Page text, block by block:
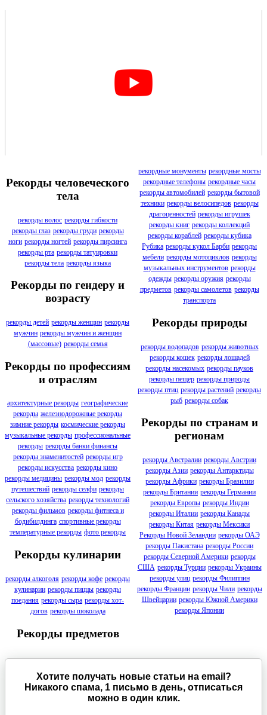
Рекорды человеческого
тела
рекорды волос рекорды гибкости
рекорды глаз рекорды груди рекорды
ноги рекорды ногтей рекорды пирсинга
рекорды рта рекорды татуировки
рекорды тела рекорды языка
Рекорды по гендеру и
возрасту
рекорды детей рекорды женщин рекорды
мужчин рекорды мужчин и женщин
(массовые) рекорды семья
Рекорды по профессиям
и отраслям
архитектурные рекорды географические
рекорды железнодорожные рекорды
зимние рекорды космические рекорды
музыкальные рекорды профессиональные
рекорды рекорды банки финансы
рекорды знаменитостей рекорды игр
рекорды искусства рекорды кино
рекорды медицины рекорды мод рекорды
путешествий рекорды селфи рекорды
сельского хозяйства рекорды технологий
рекорды фильмов рекорды фитнеса и
бодибилдинга спортивные рекорды
температурные рекорды фото рекорды
Рекорды кулинарии
рекорды алкоголя рекорды кофе рекорды
кулинарии рекорды пиццы рекорды
поедания рекорды сыра рекорды хот-
догов рекорды шоколада
Рекорды предметов
рекордные монументы рекордные мосты
рекордные телефоны рекордные часы
рекорды автомобилей рекорды бытовой
техники рекорды велосипедов рекорды
драгоценностей рекорды игрушек
рекорды книг рекорды коллекций
рекорды кораблей рекорды кубика
Рубика рекорды кукол Барби рекорды
мебели рекорды мотоциклов рекорды
музыкальных инструментов рекорды
одежды рекорды оружия рекорды
предметов рекорды самолетов рекорды
транспорта
Рекорды природы
рекорды водопадов рекорды животных
рекорды кошек рекорды лошадей
рекорды насекомых рекорды пауков
рекорды пещер рекорды природы
рекорды птиц рекорды растений рекорды
рыб рекорды собак
Рекорды по странам и
регионам
рекорды Австралии рекорды Австрии
рекорды Азии рекорды Антарктиды
рекорды Африки рекорды Бразилии
рекорды Британии рекорды Германии
рекорды Европы рекорды Индии
рекорды Италии рекорды Канады
рекорды Китая рекорды Мексики
Рекорды Новой Зеландии рекорды ОАЭ
рекорды Пакистана рекорды России
рекорды Северной Америки рекорды
США рекорды Турции рекорды Украины
рекорды улиц рекорды Филиппин
рекорды Франции рекорды Чили рекорды
Швейцарии рекорды Южной Америки
рекорды Японии
Хотите получать новые статьи на email?
Никакого спама, 1 письмо в день, отписаться
можно в один клик.